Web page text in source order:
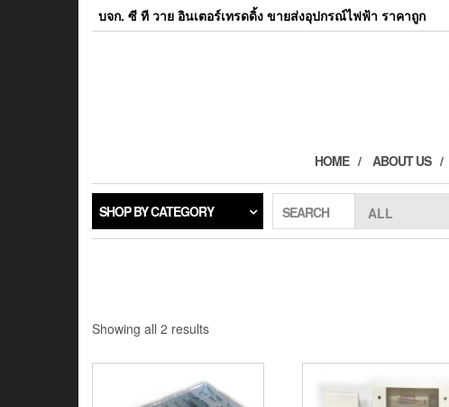
บจก. ซี ที วาย อินเตอร์เทรดดิ้ง ขายส่งอุปกรณ์ไฟฟ้า ราคาถูก
HOME ABOUT US
SHOP BY CATEGORY SEARCH
Showing all 2 results